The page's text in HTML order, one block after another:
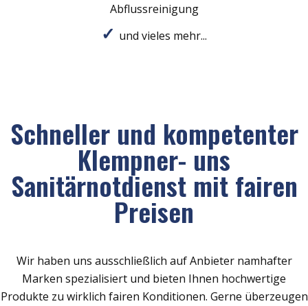
Abflussreinigung
und vieles mehr...
Schneller und kompetenter
Klempner- uns
Sanitärnotdienst mit fairen
Preisen
Wir haben uns ausschließlich auf Anbieter namhafter
Marken spezialisiert und bieten Ihnen hochwertige
Produkte zu wirklich fairen Konditionen. Gerne überzeugen